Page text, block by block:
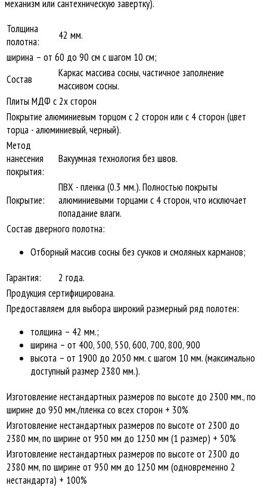
механизм или сантехническую завертку).
Толщина
полотна:
42 мм.
ширина – от 60 до 90 см с шагом 10 см;
Состав
Каркас массива сосны, частичное заполнение
массивом сосны.
Плиты МДФ с 2х сторон
Покрытие алюминиевым торцом с 2 сторон или с 4 сторон (цвет
торца - алюминиевый, черный).
Метод
нанесения
покрытия:
Вакуумная технология без швов.
Покрытие:
ПВХ - пленка (0.3 мм.). Полностью покрыты
алюминиевыми торцами с 4 сторон, что исключает
попадание влаги.
Состав дверного полотна:
Отборный массив сосны без сучков и смоляных карманов;
Гарантия:
2 года.
Продукция сертифицирована.
Предоставляем для выбора широкий размерный ряд полотен:
толщина – 42 мм.;
ширина – от 400, 500, 550, 600, 700, 800, 900
высота – от 1900 до 2050 мм. с шагом 10 мм. (максимально
доступный размер 2380 мм.).
Изготовление нестандартных размеров по высоте до 2300 мм., по
ширине до 950 мм./пленка со всех сторон + 30%
Изготовление нестандартных размеров по высоте от 2300 до
2380 мм, по ширине от 950 мм до 1250 мм (1 размер) + 50%
Изготовление нестандартных размеров по высоте от 2300 до
2380 мм, по ширине от 950 мм до 1250 мм (одновременно 2
нестандарта) + 100%